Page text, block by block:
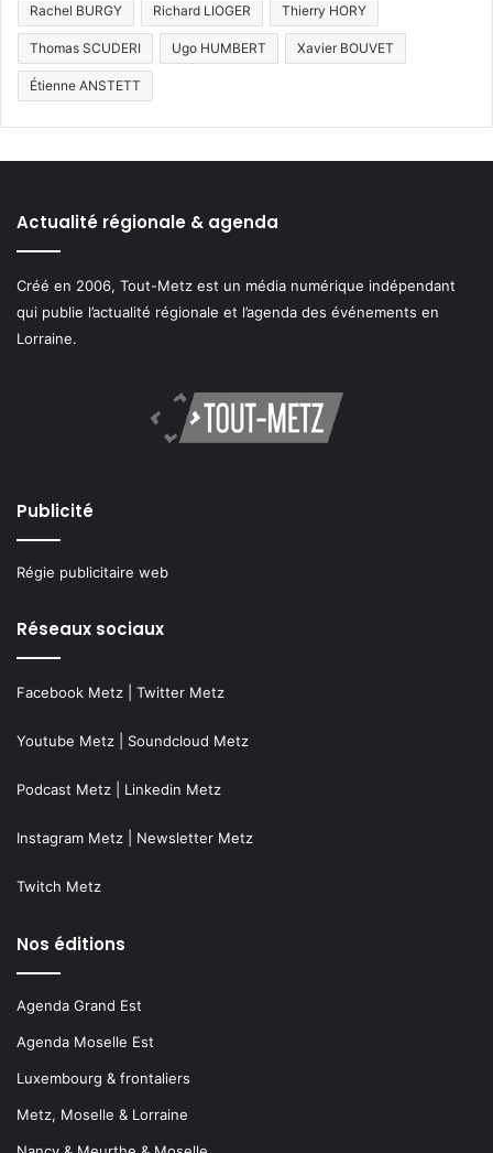
Rachel BURGY Richard LIOGER Thierry HORY
Thomas SCUDERI Ugo HUMBERT Xavier BOUVET
Étienne ANSTETT
Actualité régionale & agenda
Créé en 2006, Tout-Metz est un média numérique indépendant
qui publie l’actualité régionale et l’agenda des événements en
Lorraine.
Publicité
Régie publicitaire web
Réseaux sociaux
Facebook Metz Twitter Metz
Youtube Metz Soundcloud Metz
Podcast Metz Linkedin Metz
Instagram Metz Newsletter Metz
Twitch Metz
Nos éditions
Agenda Grand Est
Agenda Moselle Est
Luxembourg & frontaliers
Metz, Moselle & Lorraine